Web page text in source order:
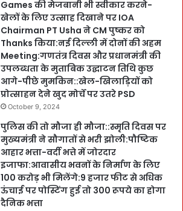
Games की मेजबानी भी स्वीकार करने-
खेलों के लिए उत्साह दिखाने पर IOA
Chairman PT Usha ने CM पुष्कर को
Thanks किया:नई दिल्ली में दोनों की अहम
Meeting:गणतंत्र दिवस और प्रधानमंत्री की
उपलब्धता के मुताबिक उद्घाटन तिथि कुछ
आगे-पीछे मुमकिन::खेल-खिलाड़ियों को
प्रोत्साहन देने खुद मोर्चे पर उतरे PSD
October 9, 2024
पुलिस की तो मौजा ही मौजा::स्मृति दिवस पर
मुख्यमंत्री ने सौगातों से भरी झोली:पौष्टिक
आहार भत्ता-वर्दी भत्ते में जोरदार
इजाफा:आवासीय भवनों के निर्माण के लिए
100 करोड़ भी मिलेंगे:9 हजार फीट से अधिक
ऊंचाई पर पोस्टिंग हुई तो 300 रूपये का होगा
दैनिक भत्ता